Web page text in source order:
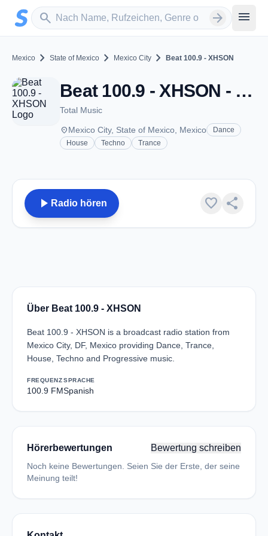
Zum Hauptinhalt springen
search
Sender suchen arrow_forward menu
Mexico chevron_right State of Mexico chevron_right Mexico City chevron_right Beat 100.9 - XHSON
Beat 100.9 - XHSON - FM 100.9 - Mexico City
Total Music
placeMexico City, State of Mexico, Mexico
Dance
House
Techno Trance
play_arrow Radio hören favorite share
Über Beat 100.9 - XHSON
Beat 100.9 - XHSON is a broadcast radio station from
Mexico City, DF, Mexico providing Dance, Trance,
House, Techno and Progressive music.
FREQUENZ
100.9 FM
SPRACHE
Spanish
Hörerbewertungen Bewertung schreiben
Noch keine Bewertungen. Seien Sie der Erste, der seine
Meinung teilt!